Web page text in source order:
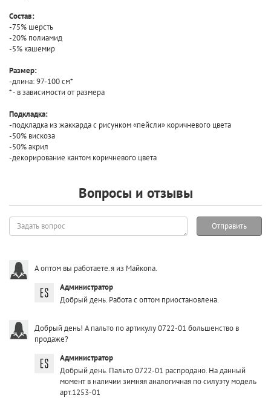
Состав:
-75% шерсть
-20% полиамид
-5% кашемир
Размер:
-длина: 97-100 см*
* - в зависимости от размера
Подкладка:
-подкладка из жаккарда с рисунком «пейсли» коричневого цвета
-50% вискоза
-50% акрил
-декорирование кантом коричневого цвета
Вопросы и отзывы
Задать
вопрос
Отправить
А оптом вы работаете.я из Майкопа.
Администратор
Добрый день. Работа с оптом приостановлена.
Добрый день! А пальто по артикулу 0722-01 большенство в
продаже?
Администратор
Добрый день. Пальто 0722-01 распродано. На данный
момент в наличии зимняя аналогичная по силуэту модель
арт.1253-01